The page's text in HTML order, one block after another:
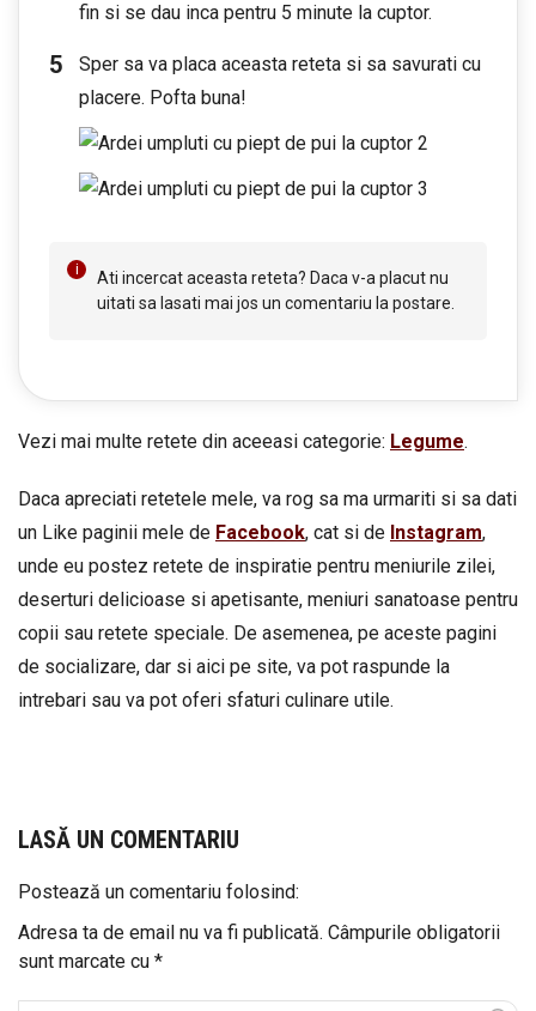
fin si se dau inca pentru 5 minute la cuptor.
Sper sa va placa aceasta reteta si sa savurati cu
placere. Pofta buna!
Ati incercat aceasta reteta? Daca v-a placut nu
uitati sa lasati mai jos un comentariu la postare.
Vezi mai multe retete din aceeasi categorie: Legume.
Daca apreciati retetele mele, va rog sa ma urmariti si sa dati
un Like paginii mele de Facebook, cat si de Instagram,
unde eu postez retete de inspiratie pentru meniurile zilei,
deserturi delicioase si apetisante, meniuri sanatoase pentru
copii sau retete speciale. De asemenea, pe aceste pagini
de socializare, dar si aici pe site, va pot raspunde la
intrebari sau va pot oferi sfaturi culinare utile.
LASĂ UN COMENTARIU
Postează un comentariu folosind:
Adresa ta de email nu va fi publicată. Câmpurile obligatorii
sunt marcate cu *